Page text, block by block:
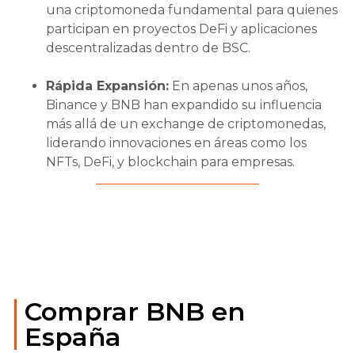
una criptomoneda fundamental para quienes
participan en proyectos DeFi y aplicaciones
descentralizadas dentro de BSC.
Rápida Expansión:En apenas unos años,
Binance y BNB han expandido su influencia
más allá de un exchange de criptomonedas,
liderando innovaciones en áreas como los
NFTs, DeFi, y blockchain para empresas.
Comprar BNB en
España